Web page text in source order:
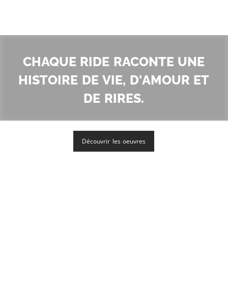
Chaque ride raconte une
histoire de vie, d'amour et
de rires.
Découvrir les oeuvres